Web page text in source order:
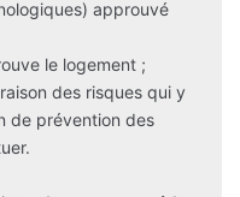
approuvé
le logement ;
des risques qui y
de prévention des